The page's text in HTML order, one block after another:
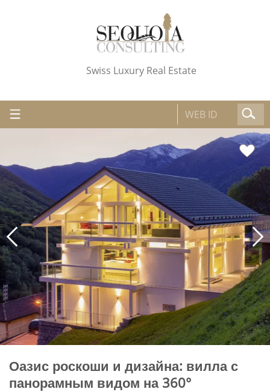
Swiss Luxury Real Estate
Оазис роскоши и дизайна: вилла с
панорамным видом на 360°